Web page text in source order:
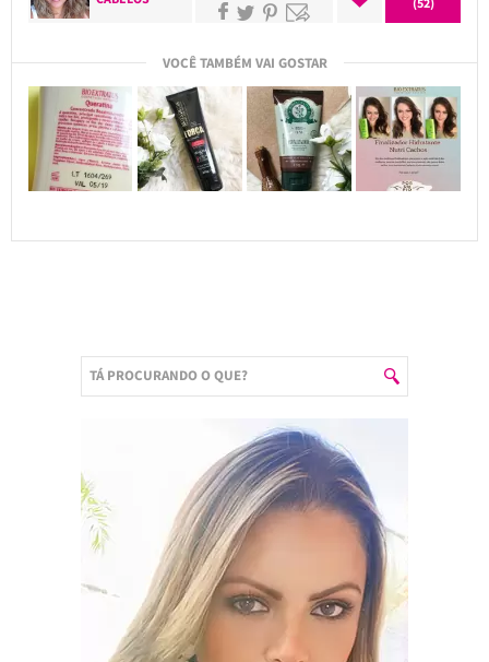
VOCÊ TAMBÉM VAI GOSTAR